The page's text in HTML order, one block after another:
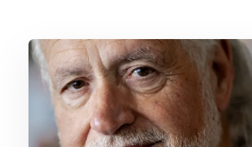
Lees meer over George Baker (81) blijft liedjes